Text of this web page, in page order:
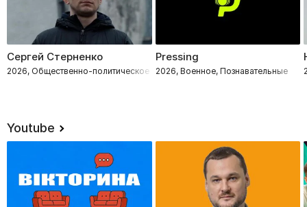
Сергей Стерненко
2026, Общественно-политическое
Pressing
2026, Военное, Познавательные
Youtube